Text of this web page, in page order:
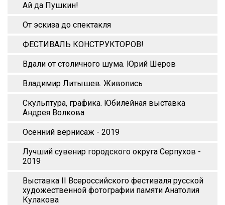
Ай да Пушкин!
От эскиза до спектакля
ФЕСТИВАЛЬ КОНСТРУКТОРОВ!
Вдали от столичного шума. Юрий Шеров
Владимир Литышев. Живопись
Скульптура, графика. Юбилейная выставка
Андрея Волкова
Осенний вернисаж - 2019
Лучший сувенир городского округа Серпухов -
2019
Выставка II Всероссийского фестиваля русской
художественной фотографии памяти Анатолия
Кулакова